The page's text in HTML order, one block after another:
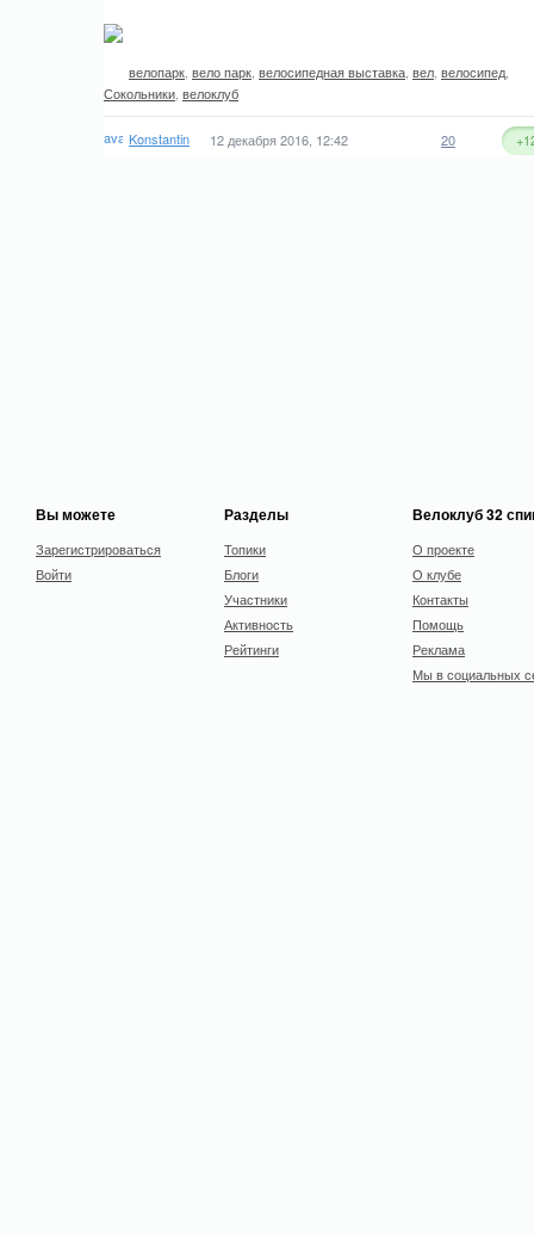
велопарк вело парк велосипедная выставка вел велосипед
Сокольники велоклуб
Konstantin 12 декабря 2016, 12:42 20
Вы можете
Зарегистрироваться
Войти
Разделы
Топики
Блоги
Участники
Активность
Рейтинги
Велоклуб 32
О проекте
О клубе
Контакты
Помощь
Реклама
Мы в социальных